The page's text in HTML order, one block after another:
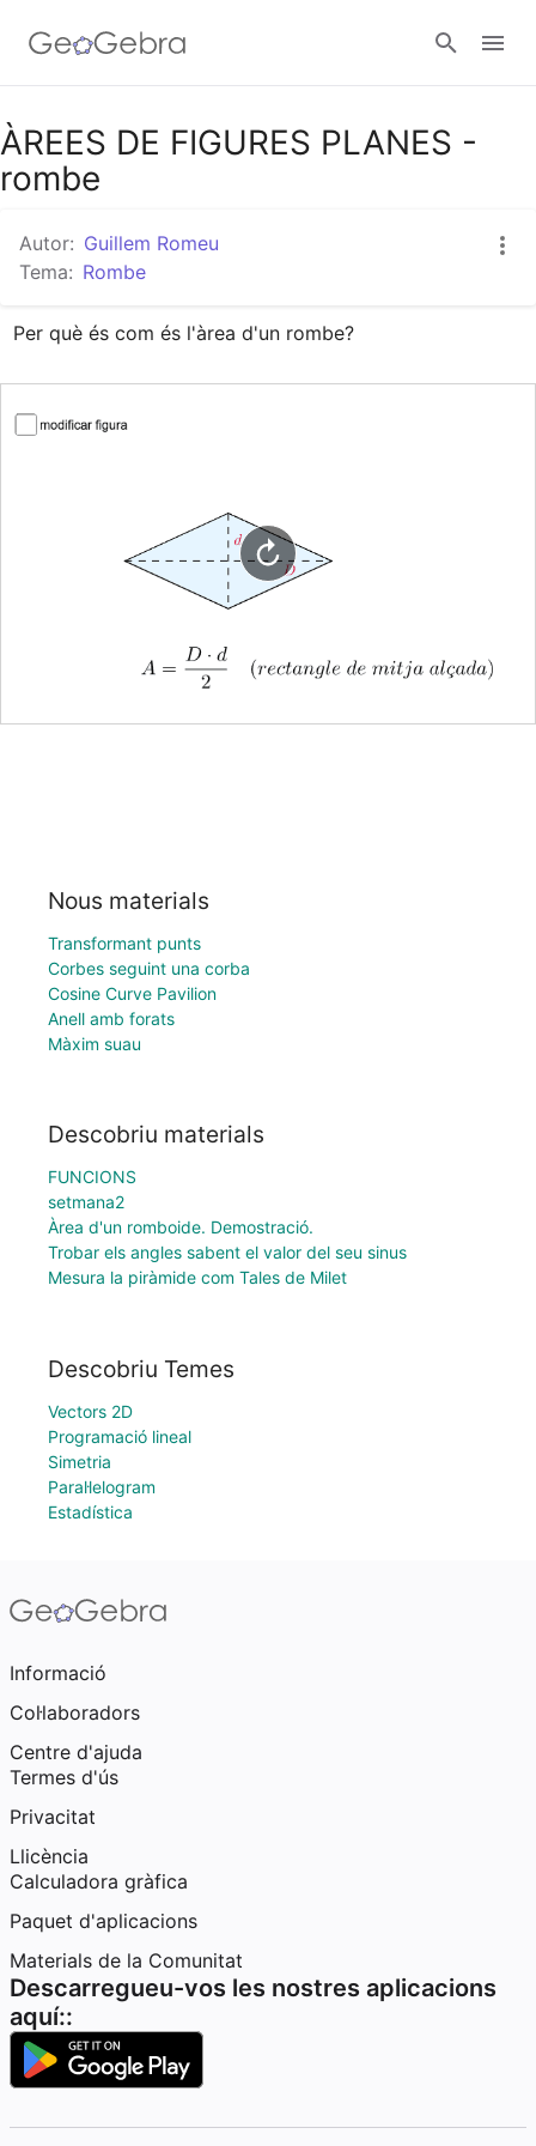
Google Classroom
ÀREES DE FIGURES PLANES -
rombe
Autor: Guillem Romeu
Tema: Rombe
Per què és com és l'àrea d'un rombe?
Nous materials
Transformant punts
Corbes seguint una corba
Cosine Curve Pavilion
Anell amb forats
Màxim suau
Descobriu materials
FUNCIONS
setmana2
Àrea d'un romboide. Demostració.
Trobar els angles sabent el valor del seu sinus
Mesura la piràmide com Tales de Milet
Descobriu Temes
Vectors 2D
Programació lineal
Simetria
Paral·lelogram
Estadística
Informació
Col·laboradors
Centre d'ajuda
Termes d'ús
Privacitat
Llicència
Calculadora gràfica
Paquet d'aplicacions
Materials de la Comunitat
Descarregueu-vos les nostres aplicacions
aquí::